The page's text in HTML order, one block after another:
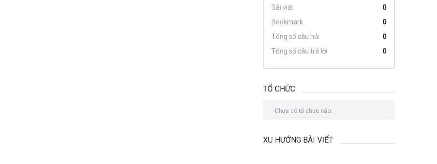
Bài viết
0
Bookmark
0
Tổng số câu hỏi
0
Tổng số câu trả lời
0
TỔ CHỨC
Chưa có tổ chức nào.
XU HƯỚNG BÀI VIẾT